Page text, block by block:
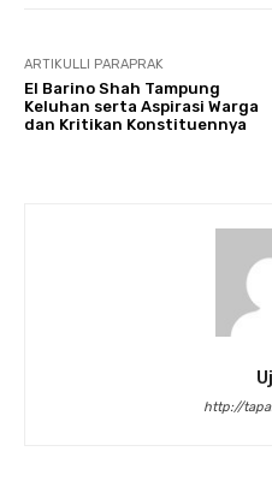
ARTIKULLI PARAPRAK
El Barino Shah Tampung
Keluhan serta Aspirasi Warga
dan Kritikan Konstituennya
http://